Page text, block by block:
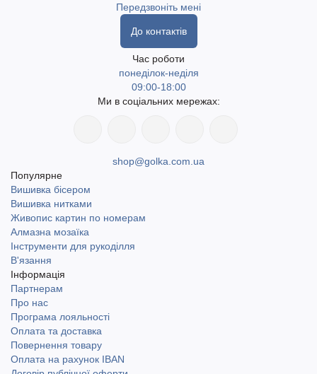
Передзвоніть мені
До контактів
Час роботи
понеділок-неділя
09:00-18:00
Ми в соціальних мережах:
shop@golka.com.ua
Популярне
Вишивка бісером
Вишивка нитками
Живопис картин по номерам
Алмазна мозаїка
Інструменти для рукоділля
В'язання
Інформація
Партнерам
Про нас
Програма лояльності
Оплата та доставка
Повернення товару
Оплата на рахунок IBAN